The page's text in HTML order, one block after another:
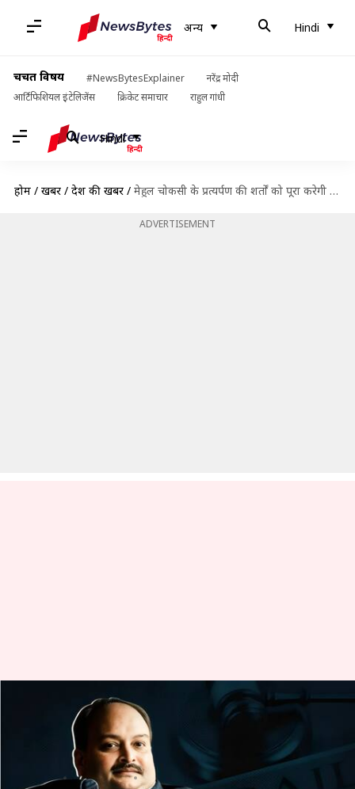
अन्य Hindi
चर्चित विषय #NewsBytesExplainer
नरेंद्र मोदी
आर्टिफिशियल इंटेलिजेंस
क्रिकेट समाचार राहुल गांधी
Hindi
होम / खबरें / देश की खबरें / मेहुल चोकसी के प्रत्यर्पण की शर्तों को पूरा करेगी सरकार, जानिए जेल में क्या-क्या सुविधा मिलेगी
ADVERTISEMENT
मेहुल चोकसी के प्रत्यर्पण की शर्तों को
पूरा करेगी सरकार, जानिए जेल में
क्या-क्या सुविधा मिलेगी
गजेंद्र Sep 08, 2025 11:00 am